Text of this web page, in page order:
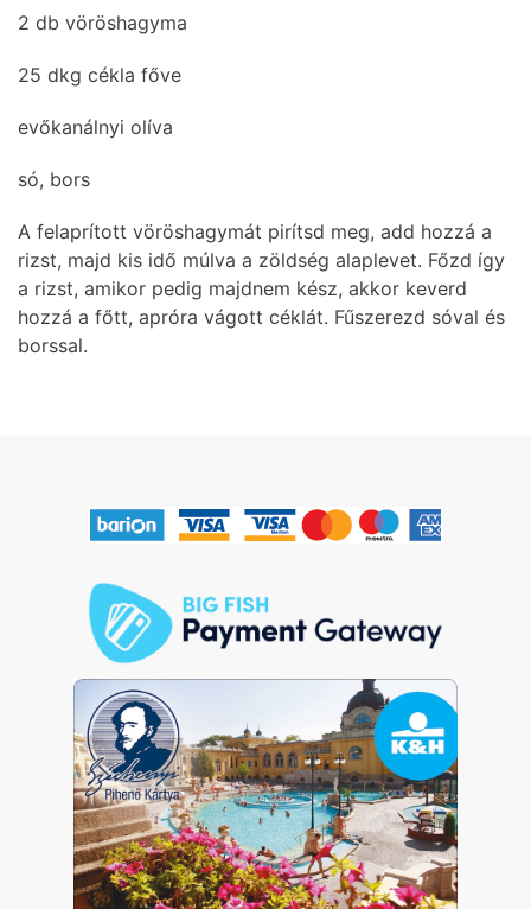
2 db vöröshagyma
25 dkg cékla főve
evőkanálnyi olíva
só, bors
A felaprított vöröshagymát pirítsd meg, add hozzá a
rizst, majd kis idő múlva a zöldség alaplevet. Főzd így
a rizst, amikor pedig majdnem kész, akkor keverd
hozzá a főtt, apróra vágott céklát. Fűszerezd sóval és
borssal.